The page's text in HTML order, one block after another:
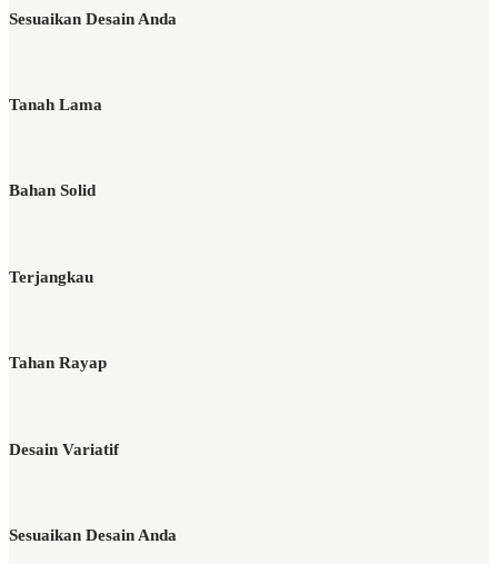
Sesuaikan Desain Anda
Tanah Lama
Bahan Solid
Terjangkau
Tahan Rayap
Desain Variatif
Sesuaikan Desain Anda